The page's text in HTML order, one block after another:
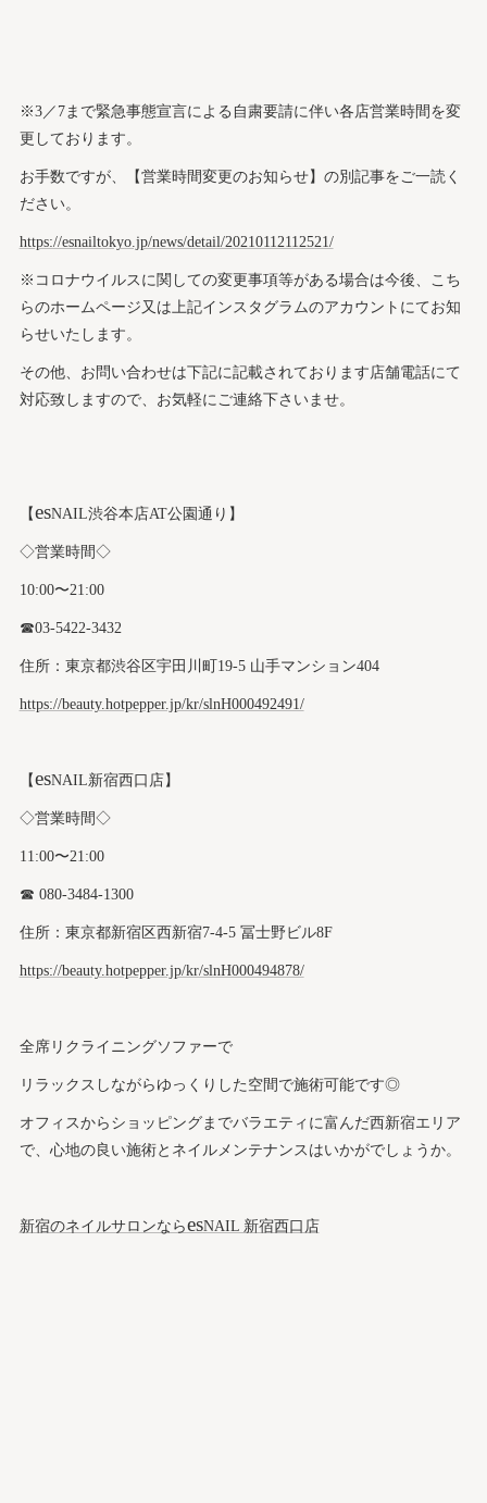
※3／7まで緊急事態宣言による自粛要請に伴い各店営業時間を変
更しております。
お手数ですが、【営業時間変更のお知らせ】の別記事をご一読く
ださい。
https://esnailtokyo.jp/news/detail/20210112112521/
※コロナウイルスに関しての変更事項等がある場合は今後、こち
らのホームページ又は上記インスタグラムのアカウントにてお知
らせいたします。
その他、お問い合わせは下記に記載されております店舗電話にて
対応致しますので、お気軽にご連絡下さいませ。
【esNAIL渋谷本店AT公園通り】
◇営業時間◇
10:00〜21:00
☎︎03-5422-3432
住所：東京都渋谷区宇田川町19-5 山手マンション404
https://beauty.hotpepper.jp/kr/slnH000492491/
【esNAIL新宿西口店】
◇営業時間◇
11:00〜21:00
☎︎ 080-3484-1300
住所：東京都新宿区西新宿7-4-5 冨士野ビル8F
https://beauty.hotpepper.jp/kr/slnH000494878/
全席リクライニングソファーで
リラックスしながらゆっくりした空間で施術可能です◎
オフィスからショッピングまでバラエティに富んだ西新宿エリア
で、心地の良い施術とネイルメンテナンスはいかがでしょうか。
新宿のネイルサロンならesNAIL 新宿西口店